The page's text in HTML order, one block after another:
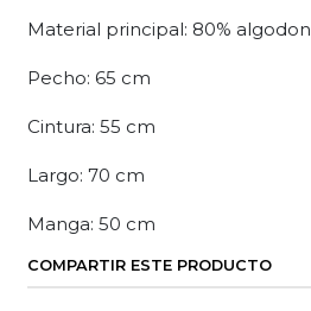
Material principal: 80% algodon
Pecho: 65 cm
Cintura: 55 cm
Largo: 70 cm
Manga: 50 cm
COMPARTIR ESTE PRODUCTO